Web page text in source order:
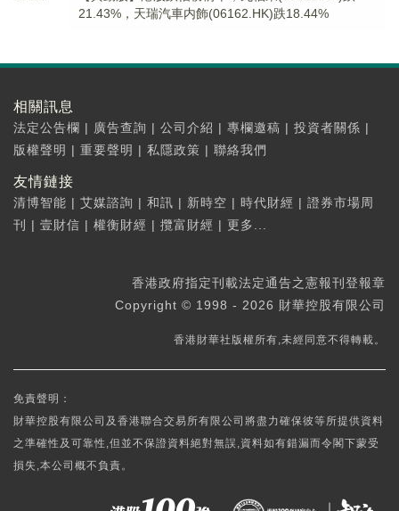
21.43%，天瑞汽車内飾(06162.HK)跌18.44%
相關訊息
法定公告欄 | 廣告查詢 | 公司介紹 | 專欄邀稿 | 投資者關係 |
版權聲明 | 重要聲明 | 私隱政策 | 聯絡我們
友情鏈接
清博智能 | 艾媒諮詢 | 和訊 | 新時空 | 時代財經 | 證券市場周
刊
| 壹財信 | 權衡財經 | 攬富財經 | 更多...
香港政府指定刊載法定通告之憲報刊登報章
Copyright © 1998 - 2026 財華控股有限公司
香港財華社版權所有,未經同意不得轉載。
免責聲明：
財華控股有限公司及香港聯合交易所有限公司將盡力確保彼等所提供資料
之準確性及可靠性,但並不保證資料絕對無誤,資料如有錯漏而令閣下蒙受
損失,本公司概不負責。